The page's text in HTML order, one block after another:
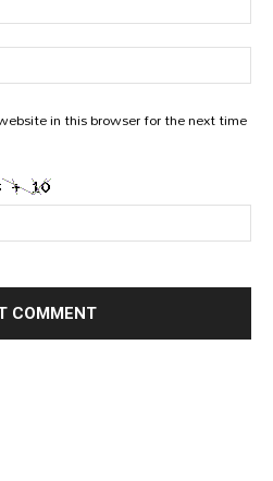
in this browser for the next time